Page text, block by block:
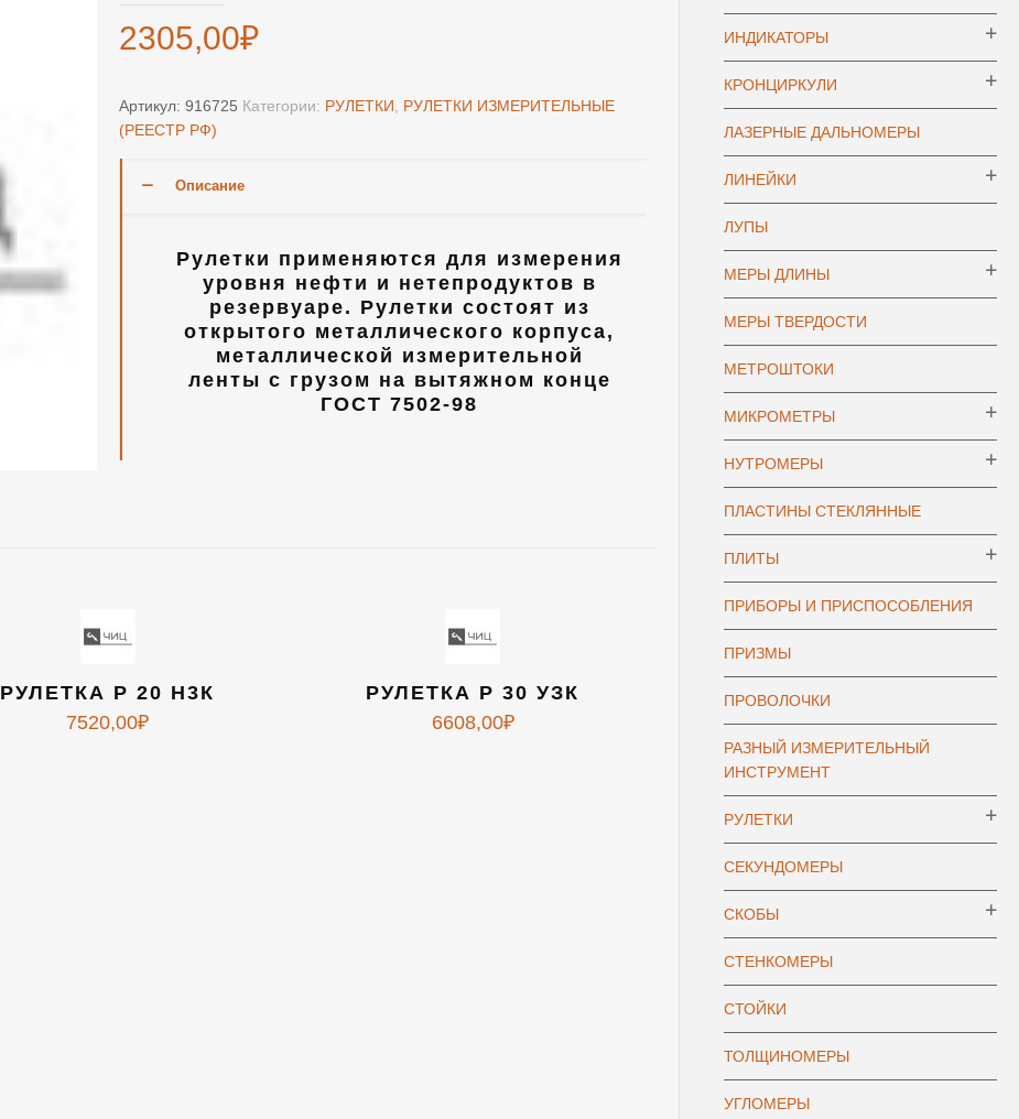
2305,00₽
Артикул:916725 Категории: РУЛЕТКИ
РУЛЕТКИ ИЗМЕРИТЕЛЬНЫЕ
(РЕЕСТР РФ)
Описание
Рулетки применяются для измерения
уровня нефти и нетепродуктов в
резервуаре. Рулетки состоят из
открытого металлического корпуса,
металлической измерительной
ленты с грузом на вытяжном конце
ГОСТ 7502-98
РУЛЕТКА Р 20 Н3К
7520,00₽
РУЛЕТКА Р 30 УЗК
6608,00₽
ИНДИКАТОРЫ
КРОНЦИРКУЛИ
ЛАЗЕРНЫЕ ДАЛЬНОМЕРЫ
ЛИНЕЙКИ
ЛУПЫ
МЕРЫ ДЛИНЫ
МЕРЫ ТВЕРДОСТИ
МЕТРОШТОКИ
МИКРОМЕТРЫ
НУТРОМЕРЫ
ПЛАСТИНЫ СТЕКЛЯННЫЕ
ПЛИТЫ
ПРИБОРЫ И ПРИСПОСОБЛЕНИЯ
ПРИЗМЫ
ПРОВОЛОЧКИ
РАЗНЫЙ ИЗМЕРИТЕЛЬНЫЙ
ИНСТРУМЕНТ
РУЛЕТКИ
СЕКУНДОМЕРЫ
СКОБЫ
СТЕНКОМЕРЫ
СТОЙКИ
ТОЛЩИНОМЕРЫ
УГЛОМЕРЫ